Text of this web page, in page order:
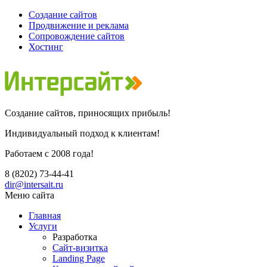
Создание сайтов
Продвижение и реклама
Сопровождение сайтов
Хостинг
Создание сайтов, приносящих прибыль!
Индивидуальный подход к клиентам!
Работаем c 2008 года!
8 (8202) 73-44-41
dir@intersait.ru
Меню сайта
Главная
Услуги
Разработка
Сайт-визитка
Landing Page